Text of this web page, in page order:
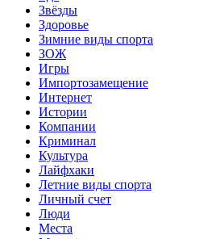
Звёзды
Здоровье
Зимние виды спорта
ЗОЖ
Игры
Импортозамещение
Интернет
Истории
Компании
Криминал
Культура
Лайфхаки
Летние виды спорта
Личный счет
Люди
Места